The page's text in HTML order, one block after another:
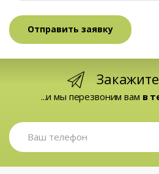
...и мы перезвоним вам в